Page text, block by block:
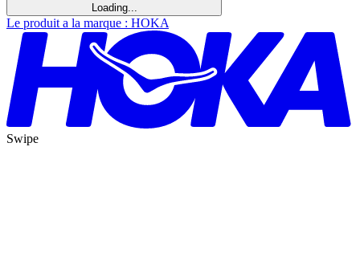
Loading...
Le produit a la marque : HOKA
Swipe